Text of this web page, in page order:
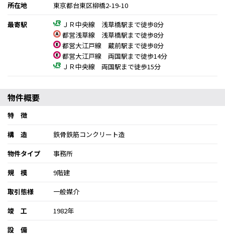
所在地
東京都台東区柳橋2-19-10
最寄駅
ＪＲ中央線 浅草橋駅まで徒歩8分
都営浅草線 浅草橋駅まで徒歩8分
都営大江戸線 蔵前駅まで徒歩8分
都営大江戸線 両国駅まで徒歩14分
ＪＲ中央線 両国駅まで徒歩15分
物件概要
特 徴
構 造
鉄骨鉄筋コンクリート造
物件タイプ
事務所
規 模
9階建
取引態様
一般媒介
竣 工
1982年
設 備